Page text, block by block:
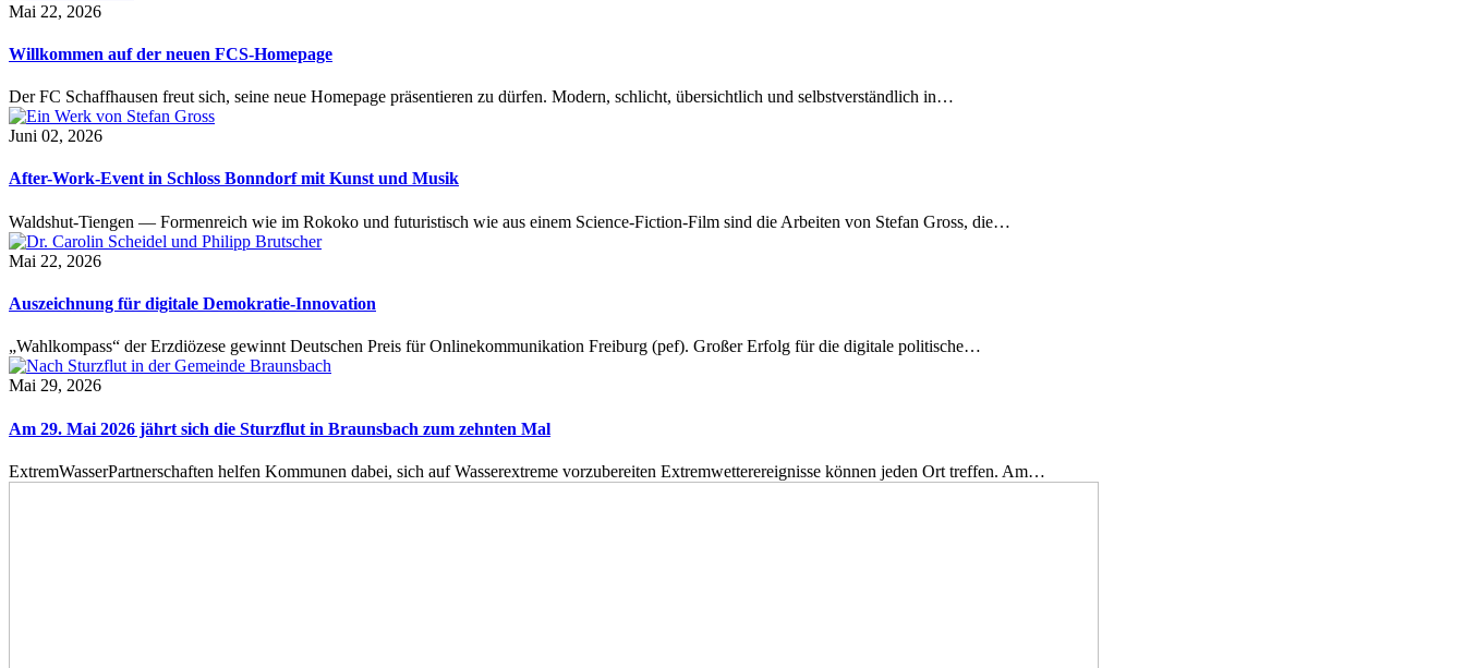
Mai 22, 2026
Willkommen auf der neuen FCS-Homepage
Der FC Schaffhausen freut sich, seine neue Homepage präsentieren zu dürfen. Modern, schlicht, übersichtlich und selbstverständlich in…
Juni 02, 2026
After-Work-Event in Schloss Bonndorf mit Kunst und Musik
Waldshut-Tiengen — Formenreich wie im Rokoko und futuristisch wie aus einem Science-Fiction-Film sind die Arbeiten von Stefan Gross, die…
Mai 22, 2026
Auszeichnung für digitale Demokratie-Innovation
„Wahlkompass“ der Erzdiözese gewinnt Deutschen Preis für Onlinekommunikation Freiburg (pef). Großer Erfolg für die digitale politische…
Mai 29, 2026
Am 29. Mai 2026 jährt sich die Sturzflut in Braunsbach zum zehnten Mal
ExtremWasserPartnerschaften helfen Kommunen dabei, sich auf Wasserextreme vorzubereiten Extremwetterereignisse können jeden Ort treffen. Am…